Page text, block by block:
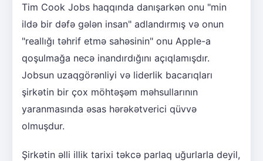
Tim Cook Jobs haqqında danışarkən onu "min
ildə bir dəfə gələn insan" adlandırmış və onun
"reallığı təhrif etmə sahəsinin" onu Apple-a
qoşulmağa necə inandırdığını açıqlamışdır.
Jobsun uzaqgörənliyi və liderlik bacarıqları
şirkətin bir çox möhtəşəm məhsullarının
yaranmasında əsas hərəkətverici qüvvə
olmuşdur.
Şirkətin əlli illik tarixi təkcə parlaq uğurlarla deyil,